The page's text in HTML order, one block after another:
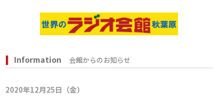
Information 会館からのお知らせ
2020年12月25日（金）